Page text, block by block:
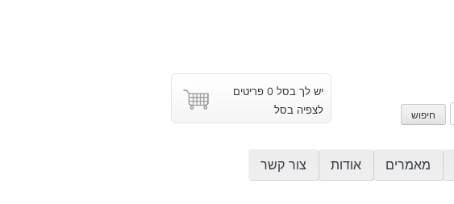
חיפוש
יש לך בסל 0 פריטים
לצפיה בסל
מאמרים אודות צור קשר